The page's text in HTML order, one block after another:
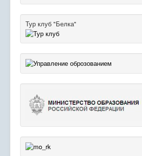
Тур клуб "Белка"